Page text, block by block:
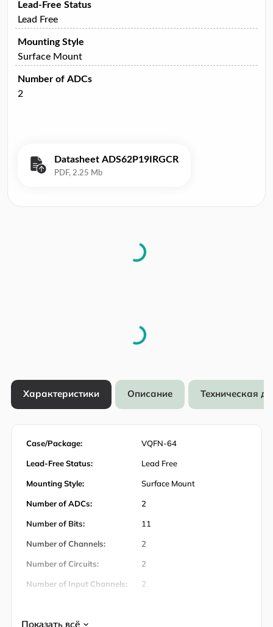
Lead-Free Status
Lead Free
Mounting Style
Surface Mount
Number of ADCs
2
Datasheet ADS62P19IRGCR
Характеристики Описание Техническая
Case/Package: VQFN-64
Lead-Free Status: Lead Free
Mounting Style: Surface Mount
Number of ADCs: 2
Number of Bits: 11
Number of Channels: 2
Number of Circuits: 2
Number of Input Channels: 2
Количество штифтов: